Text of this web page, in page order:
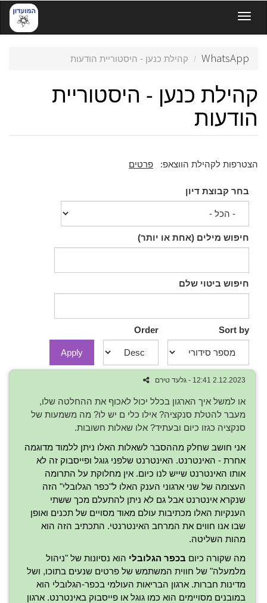
לתוכן
העיקרי
Toggle navigation
WhatsApp קהילת כנען - היסטוריית הודעות
קהילת כנען - היסטוריית
הודעות
הצטרפות לקהילת הווצאפ: פרטים
בחר קבוצת דיון
חיפוש מילים (אחת או יותר)
חיפוש ביטוי שלם
Sort by
Order
Apply
2.12.2023 12:41 - גלעד טירם
או למשל איך הארגון בכלל יכול לאכוף את ההחלטה שלו,
מעבר להטלת סנקציה? אילו כלי ם יש לו? מה משמעות של
סנקציה כגזו כיום ובעתיד? אלו שאלות חשובות.
אני חושב שחלק מההסבר לשאלות האלו ניתן ללמוד מדוגמה
אחרת - האינטרנט. האינטרנט שלפני גוגל ופייסבוק זה לא
אותו האינטרנט שייש לנו כיום. אין מחלוקת על התרומה
העצומה של שני ארגוני הענק האלו ל"כפר הגלובלי" הזה
שנקרא אינטרנט אבל גם לא ניתן להתעלם מכך ששתי
הענקיות האלו מכתיבות עולם מאוד מסויים של תכנים ואופן
שבו אנו חווים את המרחב האינטרנטי. התכתיב הזה הוא
מהות השליטה.
מה שקורה כיום בכפר הגלובלי הוא נסיונות של "ניהול
מלמעלה" של חווית המשתמש של פרטים שנעים בתוכו, ושל
מדינות חברות. ארגון הבריאות העולמי בכפר-הגלובלי הוא
במובנים מסויימים הוא כמו גוגל או פייסבוק באינטרנט. ארגון